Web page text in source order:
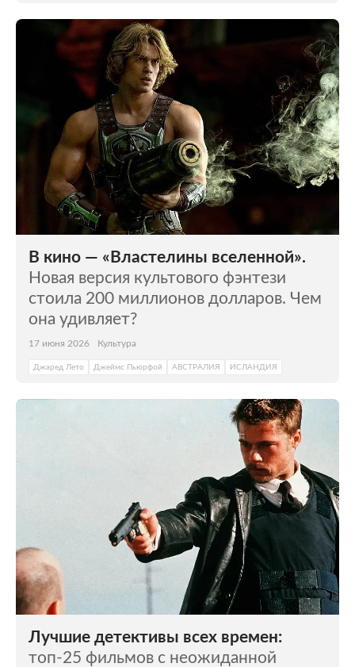
В кино — «Властелины вселенной».
Новая версия культового фэнтези
стоила 200 миллионов долларов. Чем
она удивляет?
17 июня 2026 Культура
Джаред Лето Джеймс Пьюрфой АВСТРАЛИЯ ИСЛАНДИЯ
Лучшие детективы всех времен:
топ-25 фильмов с неожиданной